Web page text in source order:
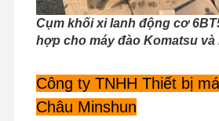
Nhà Máy
Các Trường
Cụm khối xi lanh động cơ
hợp cho máy đào Komatsu và
Công ty TNHH Thiết bị
Châu Minshun